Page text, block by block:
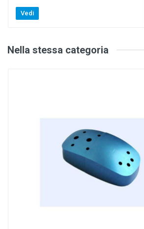
Vedi
Nella stessa categoria